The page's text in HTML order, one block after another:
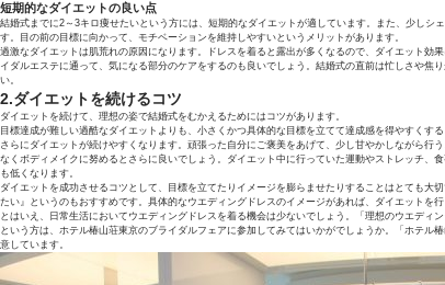
短期的なダイエットの良い点
結婚式までに2～3キロ痩せたいという方には、短期的なダイエットが適しています。また、少しシ
す。目の前の目標に向かって、モチベーションを維持しやすいというメリットがあります。
過激なダイエットは肌荒れの原因になります。ドレスを着ると露出が多くなるので、ダイエット効
イダルエステに通って、気になる部分のケアをするのも良いでしょう。結婚式の直前は忙しさや焦
い。
2.ダイエットを続けるコツ
ダイエットを続けて、理想の姿で結婚式をむかえるためにはコツがあります。
目標達成が難しい過酷なダイエットよりも、小さくかつ具体的な目標を立てて達成感を得やすくす
さらにダイエットが続けやすくなります。頑張った自分にご褒美をあげて、少し甘やかしながら行
なくボディメイクに努めるとさらに良いでしょう。ダイエット中に行っていた運動やストレッチ、
も低くなります。
ダイエットを成功させるコツとして、目標を立てたりイメージを膨らませたりすることはとても大
たい』というのもおすすめです。具体的なウエディングドレスのイメージがあれば、ダイエットを行
とはいえ、日常生活においてウエディングドレスを着る機会は少ないでしょう。「理想のウエディ
という方は、ホテル椿山荘東京のブライダルフェアに参加してみてはいかがでしょうか。「ホテル
意しています。